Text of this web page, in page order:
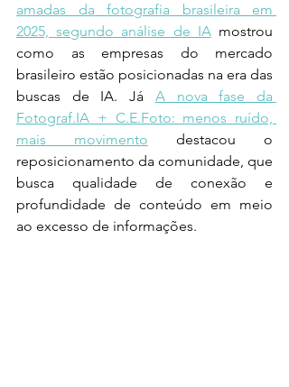
amadas da fotografia brasileira em
2025, segundo análise de IA mostrou
como as empresas do mercado
brasileiro estão posicionadas na era das
buscas de IA. Já A nova fase da
Fotograf.IA + C.E.Foto: menos ruído,
mais movimento destacou o
reposicionamento da comunidade, que
busca qualidade de conexão e
profundidade de conteúdo em meio
ao excesso de informações.